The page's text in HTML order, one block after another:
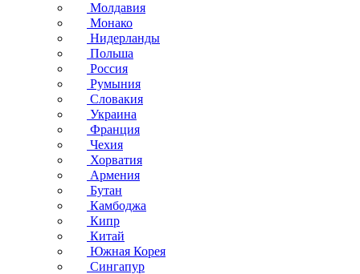
Молдавия
Монако
Нидерланды
Польша
Россия
Румыния
Словакия
Украина
Франция
Чехия
Хорватия
Армения
Бутан
Камбоджа
Кипр
Китай
Южная Корея
Сингапур